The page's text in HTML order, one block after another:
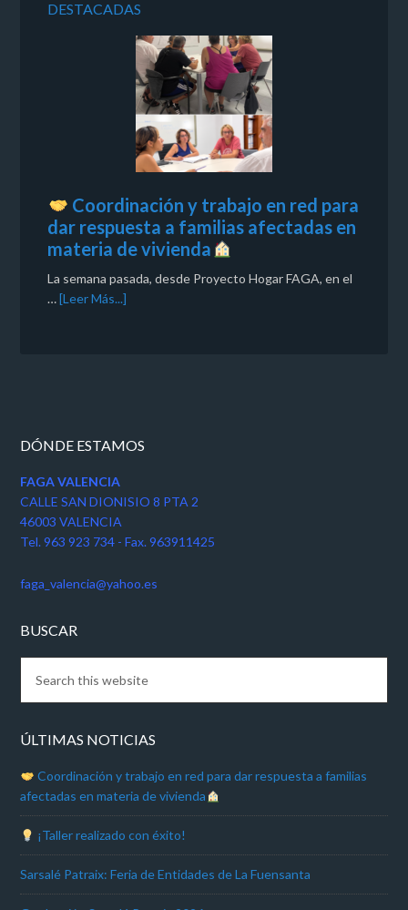
DESTACADAS
Coordinación y trabajo en red para
dar respuesta a familias afectadas en
materia de vivienda
La semana pasada, desde Proyecto Hogar FAGA, en el
…[Leer Más...]
DÓNDE ESTAMOS
FAGA VALENCIA
CALLE SAN DIONISIO 8 PTA 2
46003 VALENCIA
Tel. 963 923 734 - Fax. 963911425
faga_valencia@yahoo.es
BUSCAR
ÚLTIMAS NOTICIAS
Coordinación y trabajo en red para dar respuesta a familias
afectadas en materia de vivienda
¡Taller realizado con éxito!
Sarsalé Patraix: Feria de Entidades de La Fuensanta